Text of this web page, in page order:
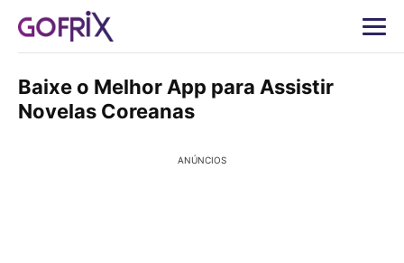
Baixe o Melhor App para Assistir
Novelas Coreanas
ANÚNCIOS